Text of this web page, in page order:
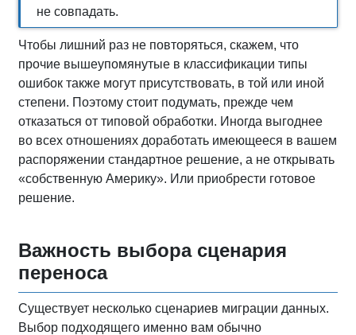
не совпадать.
Чтобы лишний раз не повторяться, скажем, что
прочие вышеупомянутые в классификации типы
ошибок также могут присутствовать, в той или иной
степени. Поэтому стоит подумать, прежде чем
отказаться от типовой обработки. Иногда выгоднее
во всех отношениях доработать имеющееся в вашем
распоряжении стандартное решение, а не открывать
«собственную Америку». Или приобрести готовое
решение.
Важность выбора сценария
переноса
Существует несколько сценариев миграции данных.
Выбор подходящего именно вам обычно